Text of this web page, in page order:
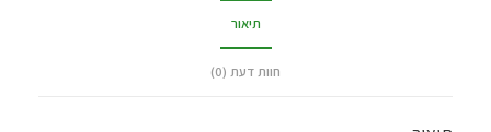
תיאור
חוות דעת (0)